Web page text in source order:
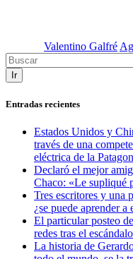
Valentino Galfré
Ir
Entradas recientes
Estados Unidos y
través de una
eléctrica de la
Declaró el mejor
Chaco: «Le supliqué
Tres escritores y una
¿se puede aprender a
El particular posteo
redes tras el
La historia de